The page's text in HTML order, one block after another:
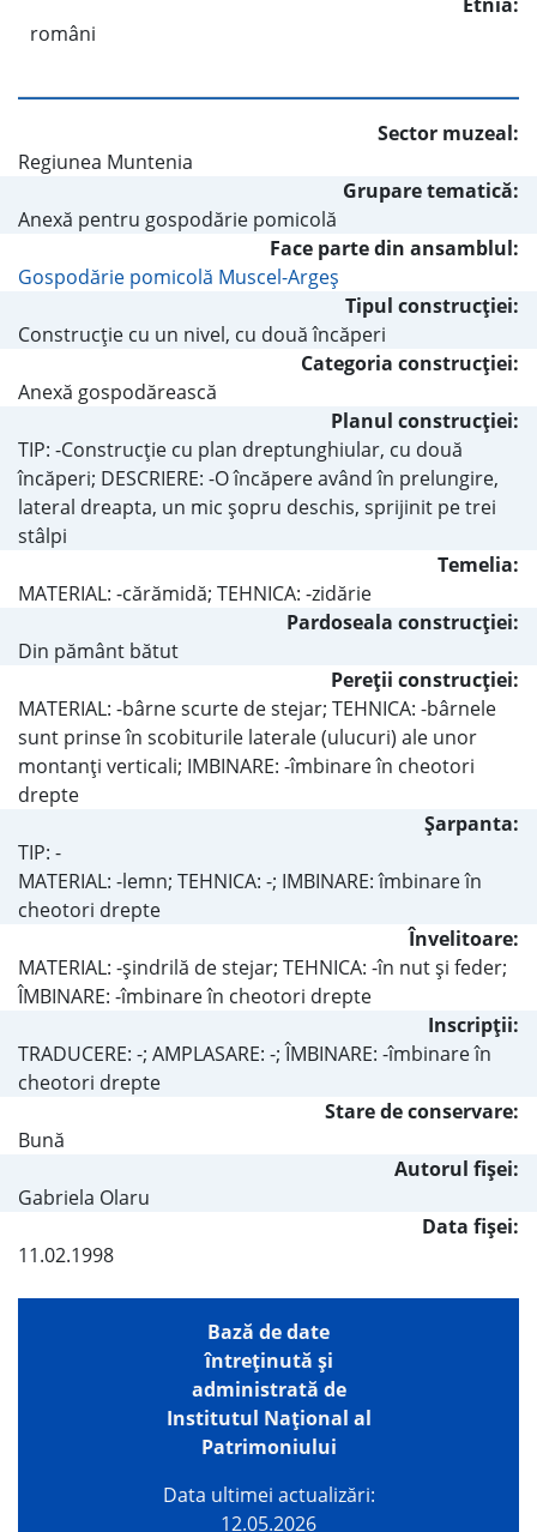
români
Sector muzeal:
Regiunea Muntenia
Grupare tematică:
Anexă pentru gospodărie pomicolă
Face parte din ansamblul:
Gospodărie pomicolă Muscel-Argeş
Tipul construcţiei:
Construcţie cu un nivel, cu două încăperi
Categoria construcţiei:
Anexă gospodărească
Planul construcţiei:
TIP: -Construcţie cu plan dreptunghiular, cu două
încăperi; DESCRIERE: -O încăpere având în prelungire,
lateral dreapta, un mic şopru deschis, sprijinit pe trei
stâlpi
Temelia:
MATERIAL: -cărămidă; TEHNICA: -zidărie
Pardoseala construcţiei:
Din pământ bătut
Pereţii construcţiei:
MATERIAL: -bârne scurte de stejar; TEHNICA: -bârnele
sunt prinse în scobiturile laterale (ulucuri) ale unor
montanţi verticali; IMBINARE: -îmbinare în cheotori
drepte
Şarpanta:
TIP: -
MATERIAL: -lemn; TEHNICA: -; IMBINARE: îmbinare în
cheotori drepte
Învelitoare:
MATERIAL: -şindrilă de stejar; TEHNICA: -în nut şi feder;
ÎMBINARE: -îmbinare în cheotori drepte
Inscripţii:
TRADUCERE: -; AMPLASARE: -; ÎMBINARE: -îmbinare în
cheotori drepte
Stare de conservare:
Bună
Autorul fişei:
Gabriela Olaru
Data fișei:
11.02.1998
Bază de date
întreţinută şi
administrată de
Institutul Național al
Patrimoniului
Data ultimei actualizări:
12.05.2026